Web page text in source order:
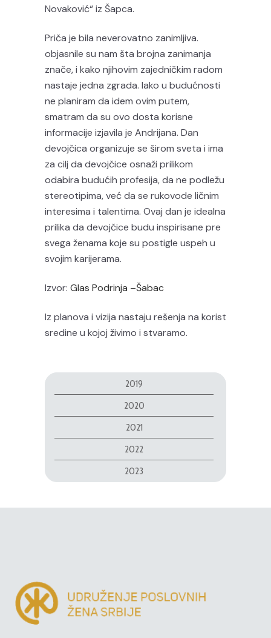
Novaković“ iz Šapca.
Priča je bila neverovatno zanimljiva.
objasnile su nam šta brojna zanimanja
znače, i kako njihovim zajedničkim radom
nastaje jedna zgrada. Iako u budućnosti
ne planiram da idem ovim putem,
smatram da su ovo dosta korisne
informacije izjavila je Andrijana. Dan
devojčica organizuje se širom sveta i ima
za cilj da devojčice osnaži prilikom
odabira budućih profesija, da ne podležu
stereotipima, već da se rukovode ličnim
interesima i talentima. Ovaj dan je idealna
prilika da devojčice budu inspirisane pre
svega ženama koje su postigle uspeh u
svojim karijerama.
Izvor: Glas Podrinja –Šabac
Iz planova i vizija nastaju rešenja na korist
sredine u kojoj živimo i stvaramo.
2019
2020
2021
2022
2023